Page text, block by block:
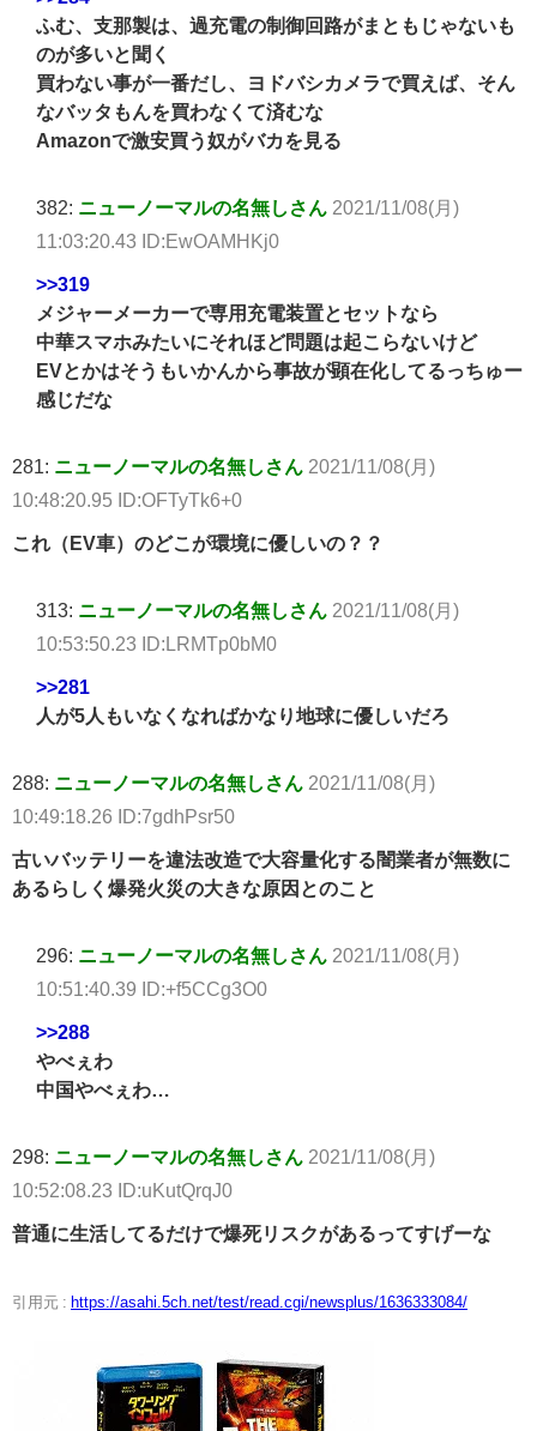
ふむ、支那製は、過充電の制御回路がまともじゃないも
のが多いと聞く
買わない事が一番だし、ヨドバシカメラで買えば、そん
なバッタもんを買わなくて済むな
Amazonで激安買う奴がバカを見る
382: ニューノーマルの名無しさん 2021/11/08(月)
11:03:20.43 ID:EwOAMHKj0
>>319
メジャーメーカーで専用充電装置とセットなら
中華スマホみたいにそれほど問題は起こらないけど
EVとかはそうもいかんから事故が顕在化してるっちゅー
感じだな
281: ニューノーマルの名無しさん 2021/11/08(月)
10:48:20.95 ID:OFTyTk6+0
これ（EV車）のどこが環境に優しいの？？
313: ニューノーマルの名無しさん 2021/11/08(月)
10:53:50.23 ID:LRMTp0bM0
>>281
人が5人もいなくなればかなり地球に優しいだろ
288: ニューノーマルの名無しさん 2021/11/08(月)
10:49:18.26 ID:7gdhPsr50
古いバッテリーを違法改造で大容量化する闇業者が無数に
あるらしく爆発火災の大きな原因とのこと
296: ニューノーマルの名無しさん 2021/11/08(月)
10:51:40.39 ID:+f5CCg3O0
>>288
やべぇわ
中国やべぇわ…
298: ニューノーマルの名無しさん 2021/11/08(月)
10:52:08.23 ID:uKutQrqJ0
普通に生活してるだけで爆死リスクがあるってすげーな
引用元 : https://asahi.5ch.net/test/read.cgi/newsplus/1636333084/